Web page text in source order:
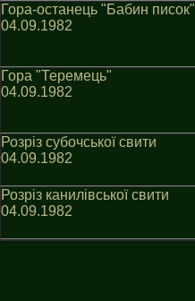
Гора-останець "Бабин писок"
04.09.1982
Гора "Теремець"
04.09.1982
Розрiз субочської свити
04.09.1982
Розрiз канилiвської свити
04.09.1982